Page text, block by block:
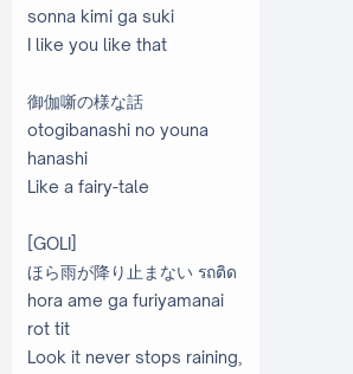
sonna kimi ga suki
I like you like that
御伽噺の様な話
otogibanashi no youna
hanashi
Like a fairy-tale
[GOLI]
ほら雨が降り止まない รถติด
hora ame ga furiyamanai
rot tit
Look it never stops raining,